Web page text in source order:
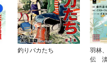
釣りバカたち
羽林
伝 淡